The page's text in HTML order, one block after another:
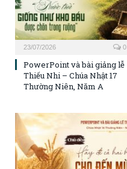
23/07/2026 0
PowerPoint và bài giảng lễ
Thiếu Nhi – Chúa Nhật 17
Thường Niên, Năm A